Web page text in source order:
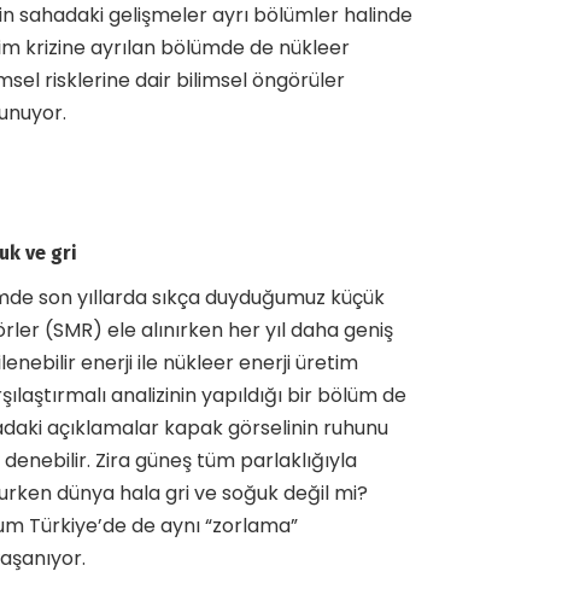
sahadaki gelişmeler ayrı bölümler halinde
krizine ayrılan bölümde de nükleer
risklerine dair bilimsel öngörüler
ve gri
son yıllarda sıkça duyduğumuz küçük
(SMR) ele alınırken her yıl daha geniş
enerji ile nükleer enerji üretim
analizinin yapıldığı bir bölüm de
açıklamalar kapak görselinin ruhunu
Zira güneş tüm parlaklığıyla
dünya hala gri ve soğuk değil mi?
Türkiye’de de aynı “zorlama”